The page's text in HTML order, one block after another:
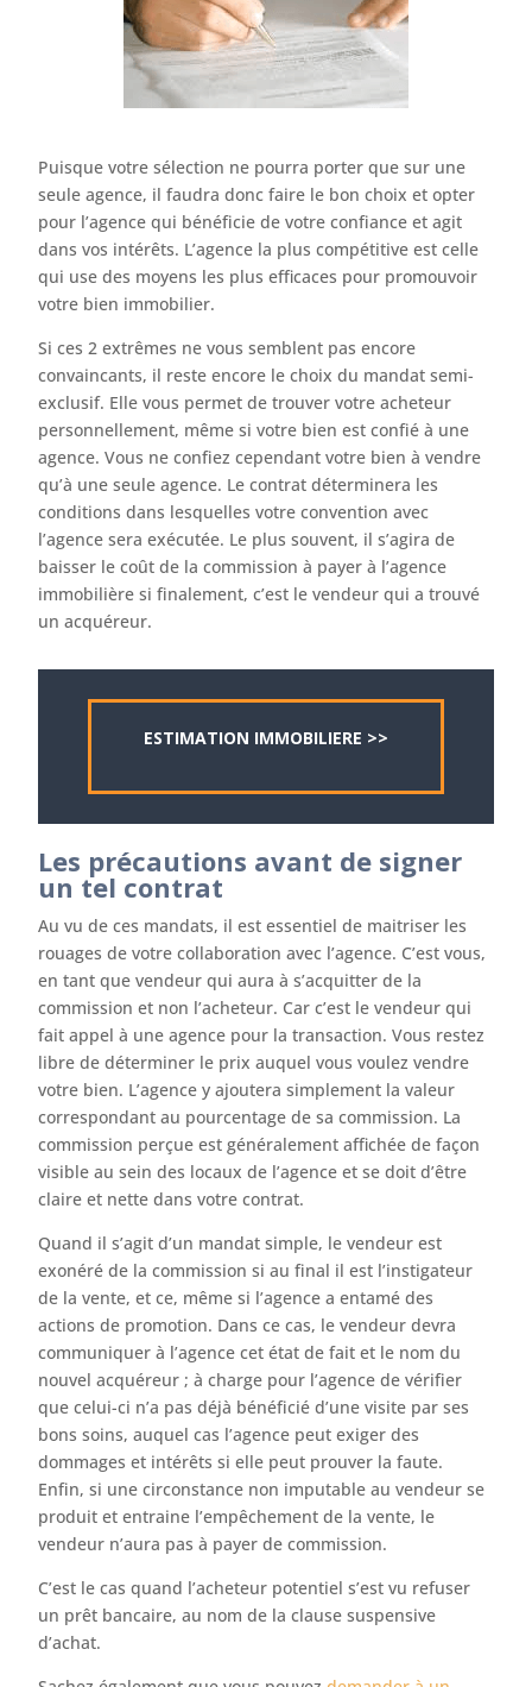
Puisque votre sélection ne pourra porter que sur une
seule agence, il faudra donc faire le bon choix et opter
pour l’agence qui bénéficie de votre confiance et agit
dans vos intérêts. L’agence la plus compétitive est celle
qui use des moyens les plus efficaces pour promouvoir
votre bien immobilier.
Si ces 2 extrêmes ne vous semblent pas encore
convaincants, il reste encore le choix du mandat semi-
exclusif. Elle vous permet de trouver votre acheteur
personnellement, même si votre bien est confié à une
agence. Vous ne confiez cependant votre bien à vendre
qu’à une seule agence. Le contrat déterminera les
conditions dans lesquelles votre convention avec
l’agence sera exécutée. Le plus souvent, il s’agira de
baisser le coût de la commission à payer à l’agence
immobilière si finalement, c’est le vendeur qui a trouvé
un acquéreur.
ESTIMATION IMMOBILIERE >>
Les précautions avant de signer
un tel contrat
Au vu de ces mandats, il est essentiel de maitriser les
rouages de votre collaboration avec l’agence. C’est vous,
en tant que vendeur qui aura à s’acquitter de la
commission et non l’acheteur. Car c’est le vendeur qui
fait appel à une agence pour la transaction. Vous restez
libre de déterminer le prix auquel vous voulez vendre
votre bien. L’agence y ajoutera simplement la valeur
correspondant au pourcentage de sa commission. La
commission perçue est généralement affichée de façon
visible au sein des locaux de l’agence et se doit d’être
claire et nette dans votre contrat.
Quand il s’agit d’un mandat simple, le vendeur est
exonéré de la commission si au final il est l’instigateur
de la vente, et ce, même si l’agence a entamé des
actions de promotion. Dans ce cas, le vendeur devra
communiquer à l’agence cet état de fait et le nom du
nouvel acquéreur ; à charge pour l’agence de vérifier
que celui-ci n’a pas déjà bénéficié d’une visite par ses
bons soins, auquel cas l’agence peut exiger des
dommages et intérêts si elle peut prouver la faute.
Enfin, si une circonstance non imputable au vendeur se
produit et entraine l’empêchement de la vente, le
vendeur n’aura pas à payer de commission.
C’est le cas quand l’acheteur potentiel s’est vu refuser
un prêt bancaire, au nom de la clause suspensive
d’achat.